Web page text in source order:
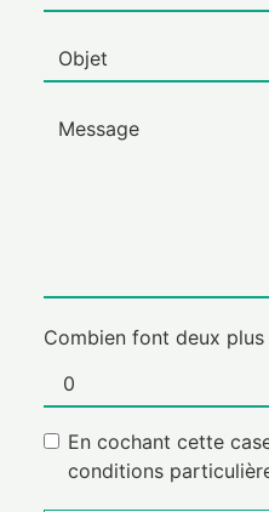
Combien font deux plus
En cochant cette
conditions